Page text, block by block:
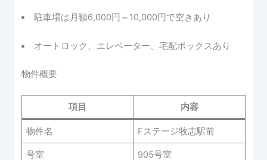
駐車場は月額6,000円～10,000円で空きあり
オートロック、エレベーター、宅配ボックスあり
物件概要
項目 内容
物件名 Fステージ牧志駅前
号室 905号室